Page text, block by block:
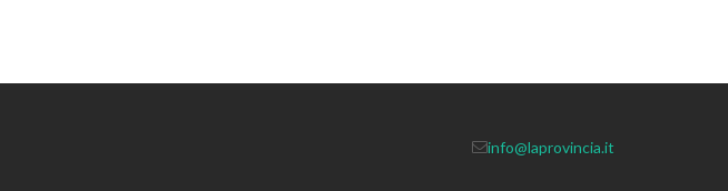
info@laprovincia.it